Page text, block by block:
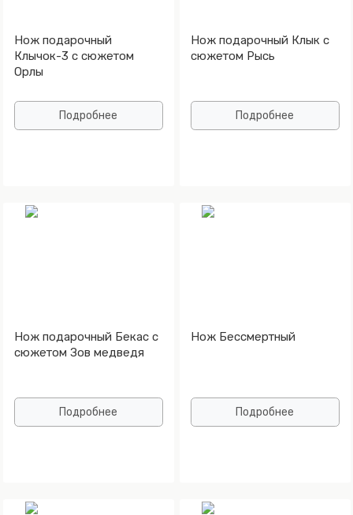
Нож подарочный
Клычок-3 с сюжетом
Орлы
Подробнее
Нож подарочный Клык с
сюжетом Рысь
Подробнее
Нож подарочный Бекас с
сюжетом Зов медведя
Подробнее
Нож Бессмертный
Подробнее